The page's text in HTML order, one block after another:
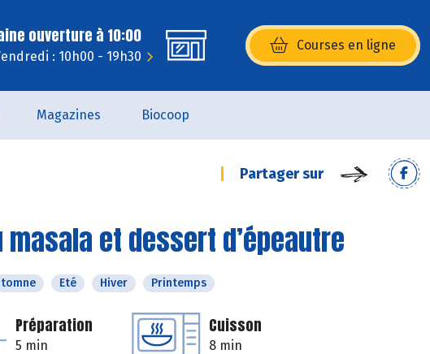
ouverture à 10:00
: 10h00 - 19h30
Courses en ligne
(s’ouvre dans une nouvelle
Magazines Biocoop
Partager sur
et dessert d’épeautre
Eté Hiver Printemps
Préparation
5 min
Cuisson
8 min